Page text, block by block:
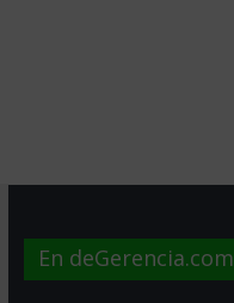
En deGerencia.com